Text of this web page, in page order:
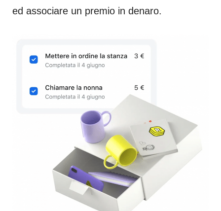
ed associare un premio in denaro.